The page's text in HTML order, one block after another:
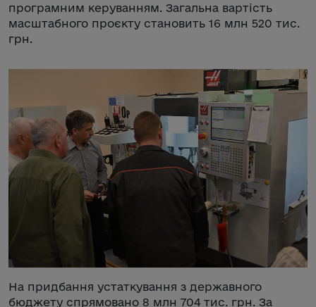
програмним керуванням. Загальна вартість
масштабного проєкту становить 16 млн 520 тис.
грн.
На придбання устаткування з державного
бюджету спрямовано 8 млн 704 тис. грн. За